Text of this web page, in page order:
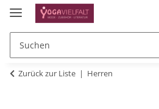
Zurück zur Liste Herren